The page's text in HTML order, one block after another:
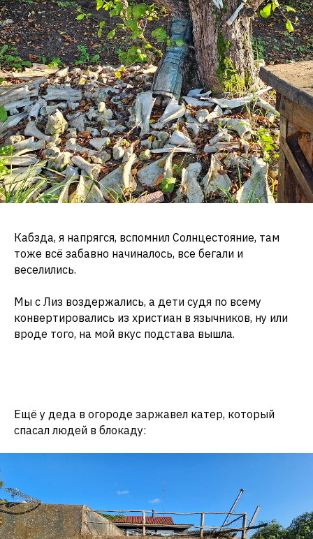
Кабзда, я напрягся, вспомнил Солнцестояние, там
тоже всё забавно начиналось, все бегали и
веселились.
Мы с Лиз воздержались, а дети судя по всему
конвертировались из христиан в язычников, ну или
вроде того, на мой вкус подстава вышла.
Ещё у деда в огороде заржавел катер, который
спасал людей в блокаду: